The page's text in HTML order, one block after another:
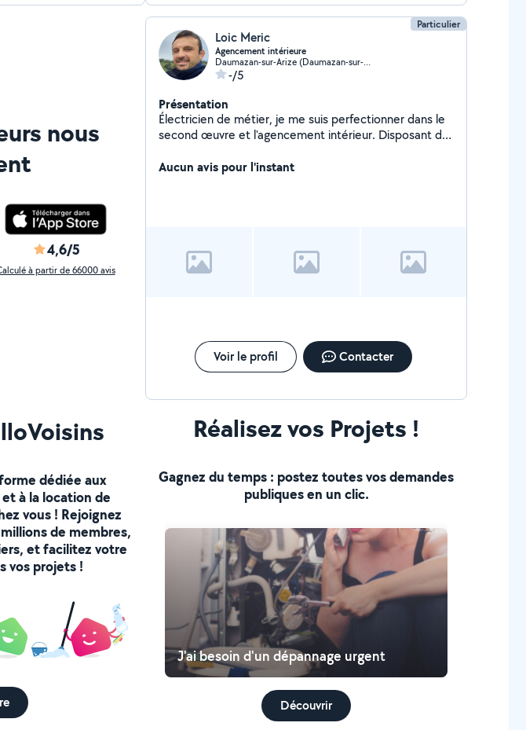
nous
4,6/5
à partir de 66000 avis
Particulier
Loic Meric
Agencement intérieure
Daumazan-sur-Arize (Daumazan-sur-Arize)
-/5
Présentation
Électricien de métier, je me suis perfectionner dans le
second œuvre et l'agencement intérieur. Disposant du
Aucun avis pour l'instant
Voir le profil Contacter
dédiée aux
à la location de
vous ! Rejoignez
de membres,
et facilitez votre
vos projets !
Réalisez vos Projets !
Gagnez du temps : postez toutes vos demandes
publiques en un clic.
J'ai besoin d'un dépannage urgent
Découvrir